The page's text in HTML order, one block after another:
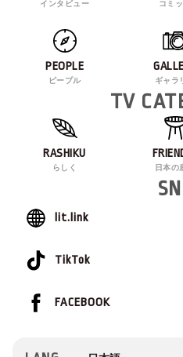
インタビュー コミ
PEOPLE
ピープル ギャラ
TV
RASHIKU
らしく 日本の
lit.link
TikTok
FACEBOOK